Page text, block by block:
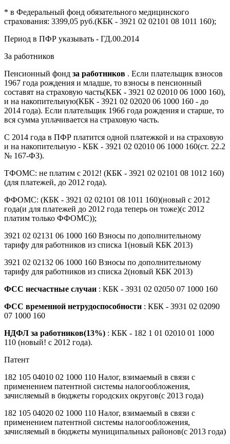
* в Федеральный фонд обязательного медицинского
страхования: 3399,05 руб.(КБК - 3921 02 02101 08 1011 160);
Период в ПФР указывать - ГД.00.2014
За работников
Пенсионный фонд за работников . Если плательщик взносов
1967 года рождения и младше, то взносы в пенсионный
составят на страховую часть(КБК - 3921 02 02010 06 1000 160),
и на накопительную(КБК - 3921 02 02020 06 1000 160 - до
2014 года). Если плательщик 1966 года рождения и старше, то
вся сумма уплачивается на страховую часть.
С 2014 года в ПФР платится одной платежкой и на страховую
и на накопительную - КБК - 3921 02 02010 06 1000 160(ст. 22.2
№ 167-ФЗ).
ТФОМС: не платим с 2012! (КБК - 3921 02 02101 08 1012 160)
(для платежей, до 2012 года).
ФФОМС: (КБК - 3921 02 02101 08 1011 160)(новый с 2012
года(и для платежей до 2012 года теперь он тоже)(с 2012
платим только ФФОМС));
3921 02 02131 06 1000 160 Взносы по дополнительному
тарифу для работников из списка 1(новый КБК 2013)
3921 02 02132 06 1000 160 Взносы по дополнительному
тарифу для работников из списка 2(новый КБК 2013)
ФСС несчастные случаи : КБК - 3931 02 02050 07 1000 160
ФСС временной нетрудоспособности : КБК - 3931 02 02090
07 1000 160
НДФЛ за работников(13%) : КБК - 182 1 01 02010 01 1000
110 (новый! с 2012 года).
Патент
182 105 04010 02 1000 110 Налог, взимаемый в связи с
применением патентной системы налогообложения,
зачисляемый в бюджеты городских округов(с 2013 года)
182 105 04020 02 1000 110 Налог, взимаемый в связи с
применением патентной системы налогообложения,
зачисляемый в бюджеты муниципальных районов(с 2013 года)